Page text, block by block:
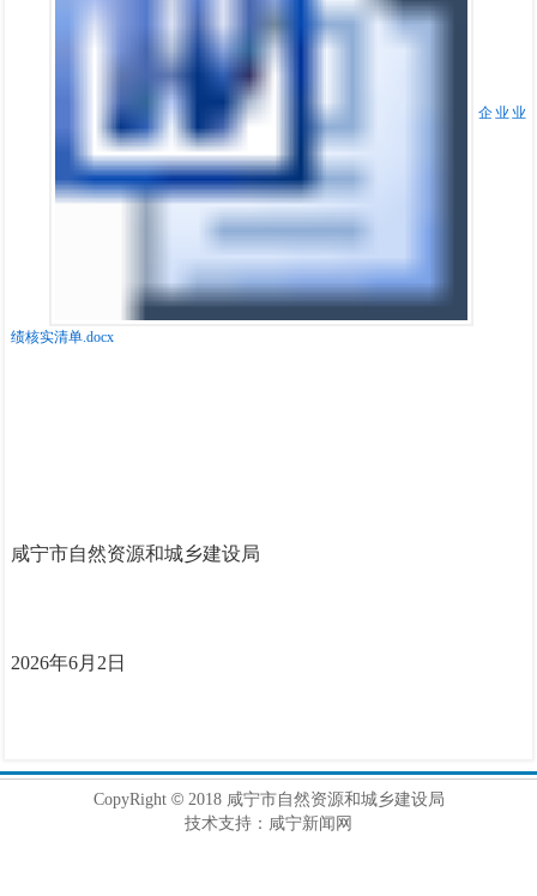
企业业
绩核实清单.docx
咸宁市自然资源和城乡建设局
2026年6月 2 日
CopyRight ©2018 咸宁市自然资源和城乡建设局
技术支持：咸宁新闻网